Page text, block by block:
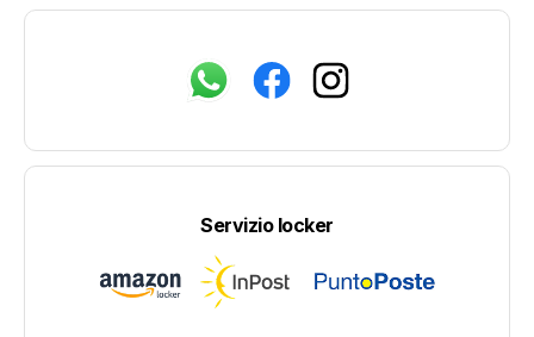
Servizio locker